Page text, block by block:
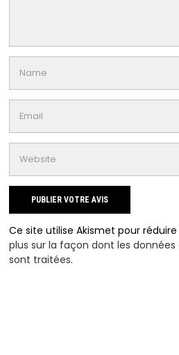
Ce site utilise Akismet pour
plus sur la façon dont les
sont traitées.